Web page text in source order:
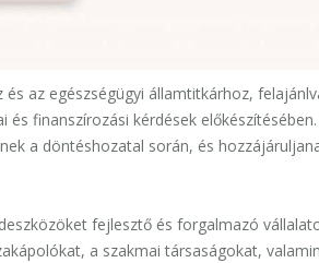
az egészségügyi államtitkárhoz,
finanszírozási kérdések
a döntéshozatal során, és
fejlesztő és forgalmazó
a szakmai társaságokat,